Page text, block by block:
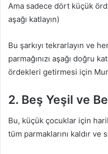
Ama sadece dört küçük
aşağı katlayın)
Bu şarkıyı tekrarlayın ve
parmağınızı aşağı doğru
ördekleri getirmesi için
2. Beş Yeşil ve
Bu, küçük çocuklar için
tüm parmaklarını kaldır ve